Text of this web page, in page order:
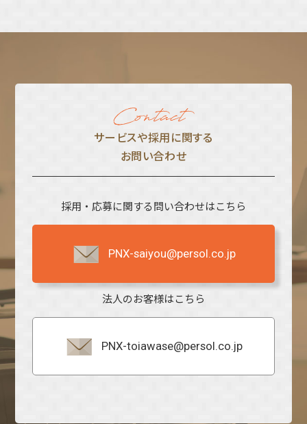
サービスや採⽤に関する
お問い合わせ
採用・応募に関する問い合わせはこちら
PNX-saiyou@persol.co.jp
法人のお客様はこちら
PNX-toiawase@persol.co.jp